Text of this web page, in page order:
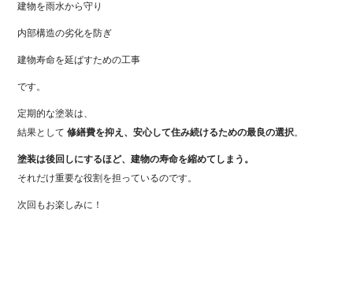
建物を雨水から守り
内部構造の劣化を防ぎ
建物寿命を延ばすための工事
です。
定期的な塗装は、
結果として修繕費を抑え、安心して住み続けるための最良の選択。
塗装は後回しにするほど、建物の寿命を縮めてしまう。
それだけ重要な役割を担っているのです。
次回もお楽しみに！